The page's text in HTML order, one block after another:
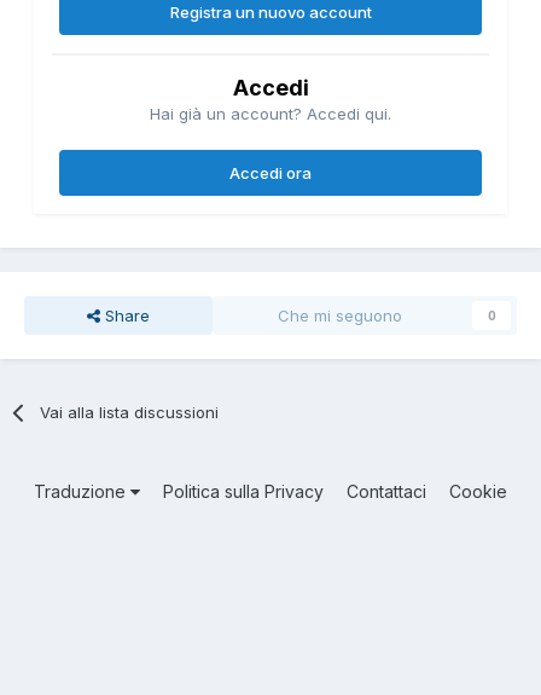
Registra un nuovo account
Accedi
Hai già un account? Accedi qui.
Accedi ora
Share Che mi seguono 0
Vai alla lista discussioni
Traduzione Politica sulla Privacy Contattaci Cookie